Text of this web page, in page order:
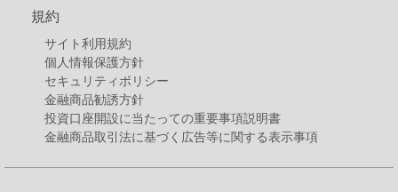
規約
サイト利用規約
個人情報保護方針
セキュリティポリシー
金融商品勧誘方針
投資口座開設に当たっての重要事項説明書
金融商品取引法に基づく広告等に関する表示事項